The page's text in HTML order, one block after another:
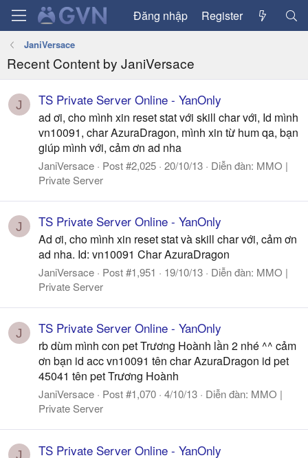
Đăng nhập Register
JaniVersace
Recent Content by JaniVersace
J TS Private Server Online - YanOnly
ad ơi, cho mình xin reset stat với skill char với, Id mình
vn10091, char AzuraDragon, mình xin từ hum qa, bạn
giúp mình với, cảm ơn ad nha
JaniVersace Post #2,025 20/10/13 Diễn đàn: MMO |
Private Server
J TS Private Server Online - YanOnly
Ad ơi, cho mình xin reset stat và skill char với, cảm ơn
ad nha. Id: vn10091 Char AzuraDragon
JaniVersace Post #1,951 19/10/13 Diễn đàn: MMO |
Private Server
J TS Private Server Online - YanOnly
rb dùm mình con pet Trương Hoành lần 2 nhé ^^ cảm
ơn bạn id acc vn10091 tên char AzuraDragon id pet
45041 tên pet Trương Hoành
JaniVersace Post #1,070 4/10/13 Diễn đàn: MMO |
Private Server
J TS Private Server Online - YanOnly